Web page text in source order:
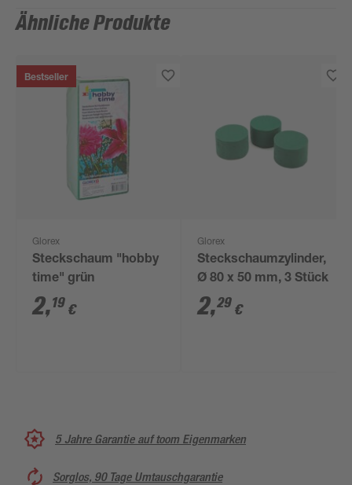
Ähnliche Produkte
Bestseller
Glorex
Steckschaum "hobby
time" grün
2,19 €
Glorex
Steckschaumzylinder,
Ø 80 x 50 mm, 3 Stück
2,29 €
5 Jahre Garantie auf toom Eigenmarken
Sorglos, 90 Tage Umtauschgarantie